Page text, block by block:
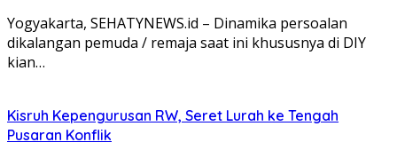
Yogyakarta, SEHATYNEWS.id – Dinamika persoalan
dikalangan pemuda / remaja saat ini khususnya di DIY
kian…
Kisruh Kepengurusan RW, Seret Lurah ke Tengah
Pusaran Konflik